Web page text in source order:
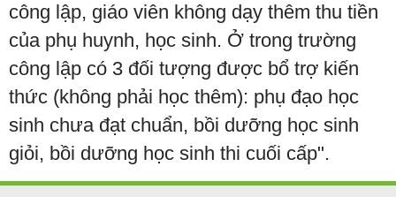
công lập, giáo viên không dạy thêm thu tiền
của phụ huynh, học sinh. Ở trong trường
công lập có 3 đối tượng được bổ trợ kiến
thức (không phải học thêm): phụ đạo học
sinh chưa đạt chuẩn, bồi dưỡng học sinh
giỏi, bồi dưỡng học sinh thi cuối cấp".